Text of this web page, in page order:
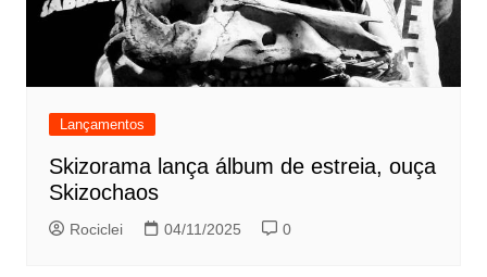
Lançamentos
Skizorama lança álbum de estreia, ouça
Skizochaos
Rociclei 04/11/2025 0